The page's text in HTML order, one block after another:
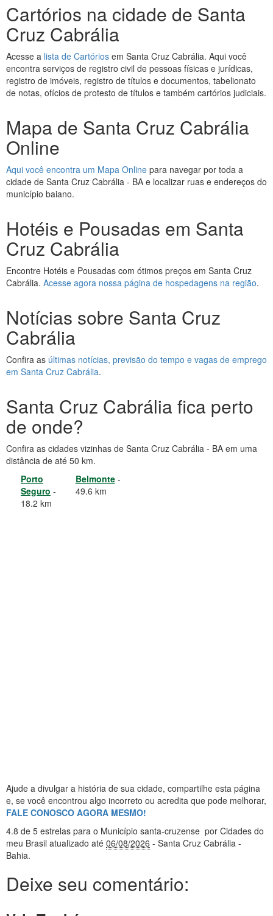
Cartórios na cidade de Santa
Cruz Cabrália
Acesse a lista de Cartórios em Santa Cruz Cabrália. Aqui você
encontra serviços de registro civil de pessoas físicas e jurídicas,
registro de imóveis, registro de títulos e documentos, tabelionato
de notas, ofícios de protesto de títulos e também cartórios judiciais.
Mapa de Santa Cruz Cabrália
Online
Aqui você encontra um Mapa Online para navegar por toda a
cidade de Santa Cruz Cabrália - BA e localizar ruas e endereços do
município baiano.
Hotéis e Pousadas em Santa
Cruz Cabrália
Encontre Hotéis e Pousadas com ótimos preços em Santa Cruz
Cabrália. Acesse agora nossa página de hospedagens na região.
Notícias sobre Santa Cruz
Cabrália
Confira as últimas notícias, previsão do tempo e vagas de emprego
em Santa Cruz Cabrália.
Santa Cruz Cabrália fica perto
de onde?
Confira as cidades vizinhas de Santa Cruz Cabrália - BA em uma
distância de até 50 km.
Porto
Seguro -
18.2 km
Belmonte-
49.6 km
Ajude a divulgar a história de sua cidade, compartilhe esta página
e, se você encontrou algo incorreto ou acredita que pode melhorar,
FALE CONOSCO AGORA MESMO!
4.8 de 5 estrelas para o Município santa-cruzense por Cidades do
meu Brasil atualizado até 06/08/2026 - Santa Cruz Cabrália -
Bahia.
Deixe seu comentário: